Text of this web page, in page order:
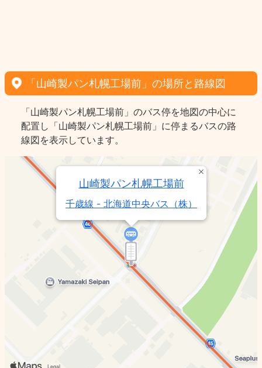
「山崎製パン札幌工場前」の場所と路線図
「山崎製パン札幌工場前」のバス停を地図の中心に
配置し「山崎製パン札幌工場前」に停まるバスの路
線図を表示しています。
山崎製パン札幌工場前
千歳線 - 北海道中央バス（株）